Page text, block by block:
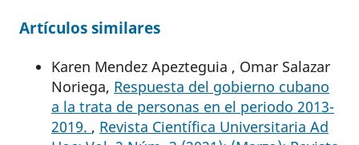
Artículos similares
Karen Mendez Apezteguia , Omar Salazar
Noriega, Respuesta del gobierno cubano
a la trata de personas en el periodo 2013-
2019. , Revista Científica Universitaria Ad